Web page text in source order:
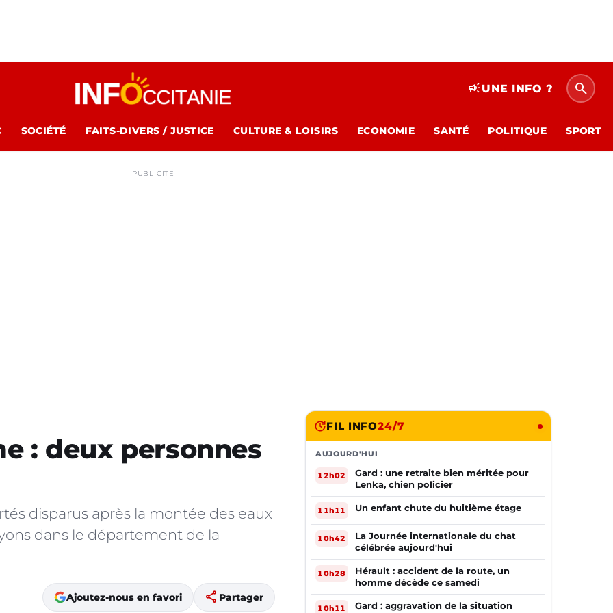
campaignUNE INFO ? search
SOCIÉTÉ FAITS-DIVERS / JUSTICE CULTURE & LOISIRS ECONOMIE SANTÉ POLITIQUE SPORT
PUBLICITÉ
: deux personnes
disparus après la montée des eaux
dans le département de la
Ajoutez-nous en favori share Partager
FIL INFO24/7
AUJOURD'HUI
12h02
Gard : une retraite bien méritée pour
Lenka, chien policier
11h11 Un enfant chute du huitième étage
10h42
La Journée internationale du chat
célébrée aujourd'hui
10h28
Hérault : accident de la route, un
homme décède ce samedi
10h11
Gard : aggravation de la situation